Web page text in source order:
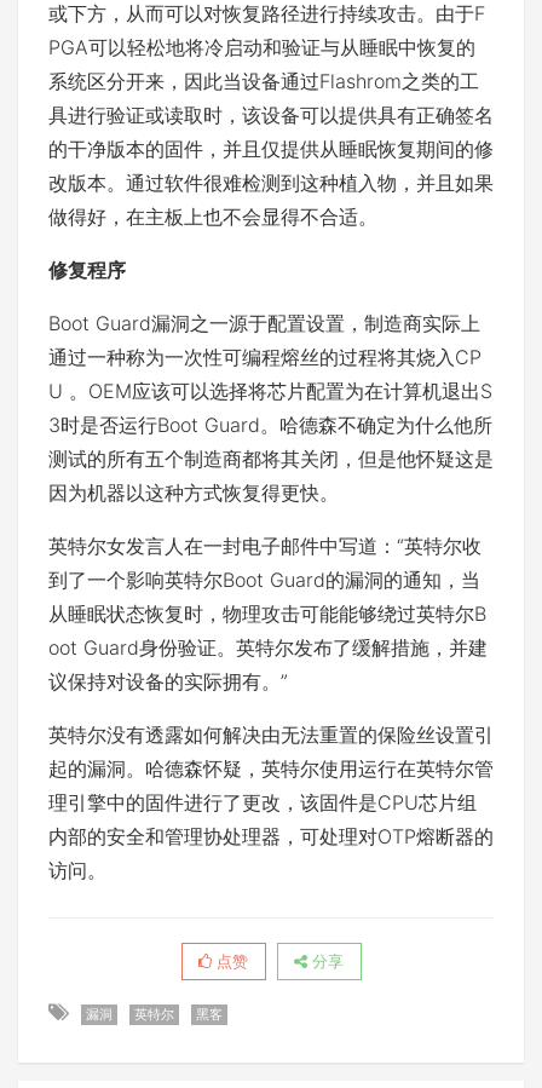
或下方，从而可以对恢复路径进行持续攻击。由于F
PGA可以轻松地将冷启动和验证与从睡眠中恢复的
系统区分开来，因此当设备通过Flashrom之类的工
具进行验证或读取时，该设备可以提供具有正确签名
的干净版本的固件，并且仅提供从睡眠恢复期间的修
改版本。通过软件很难检测到这种植入物，并且如果
做得好，在主板上也不会显得不合适。
修复程序
Boot Guard漏洞之一源于配置设置，制造商实际上
通过一种称为一次性可编程熔丝的过程将其烧入CP
U 。OEM应该可以选择将芯片配置为在计算机退出S
3时是否运行Boot Guard。哈德森不确定为什么他所
测试的所有五个制造商都将其关闭，但是他怀疑这是
因为机器以这种方式恢复得更快。
英特尔女发言人在一封电子邮件中写道：“英特尔收
到了一个影响英特尔Boot Guard的漏洞的通知，当
从睡眠状态恢复时，物理攻击可能能够绕过英特尔B
oot Guard身份验证。英特尔发布了缓解措施，并建
议保持对设备的实际拥有。”
英特尔没有透露如何解决由无法重置的保险丝设置引
起的漏洞。哈德森怀疑，英特尔使用运行在英特尔管
理引擎中的固件进行了更改，该固件是CPU芯片组
内部的安全和管理协处理器，可处理对OTP熔断器的
访问。
点赞 分享
漏洞 英特尔 黑客